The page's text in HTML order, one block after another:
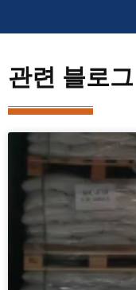
관련 블로그